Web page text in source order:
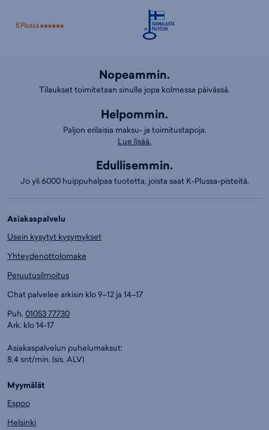
Nopeammin.
Tilaukset toimitetaan sinulle jopa kolmessa päivässä.
Helpommin.
Paljon erilaisia maksu- ja toimitustapoja.
Lue lisää.
Edullisemmin.
Jo yli 6000 huippuhalpaa tuotetta, joista saat K-Plussa-pisteitä.
Asiakaspalvelu
Usein kysytyt kysymykset
Yhteydenottolomake
Peruutusilmoitus
Chat palvelee arkisin klo 9–12 ja 14–17
Puh. 01053 77730
Ark. klo 14-17
Asiakaspalvelun puhelumaksut:
8,4 snt/min. (sis. ALV)
Myymälät
Espoo
Helsinki